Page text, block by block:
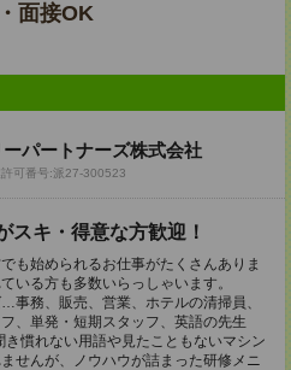
面接OK
パートナーズ株式会社
可番号:派27-300523
スキ・得意な方歓迎！
も始められるお仕事がたくさんありま
いる方も多数いらっしゃいます。
事務、販売、営業、ホテルの清掃員、
、単発・短期スタッフ、英語の先生
慣れない用語や見たこともないマシン
せんが、ノウハウが詰まった研修メニ